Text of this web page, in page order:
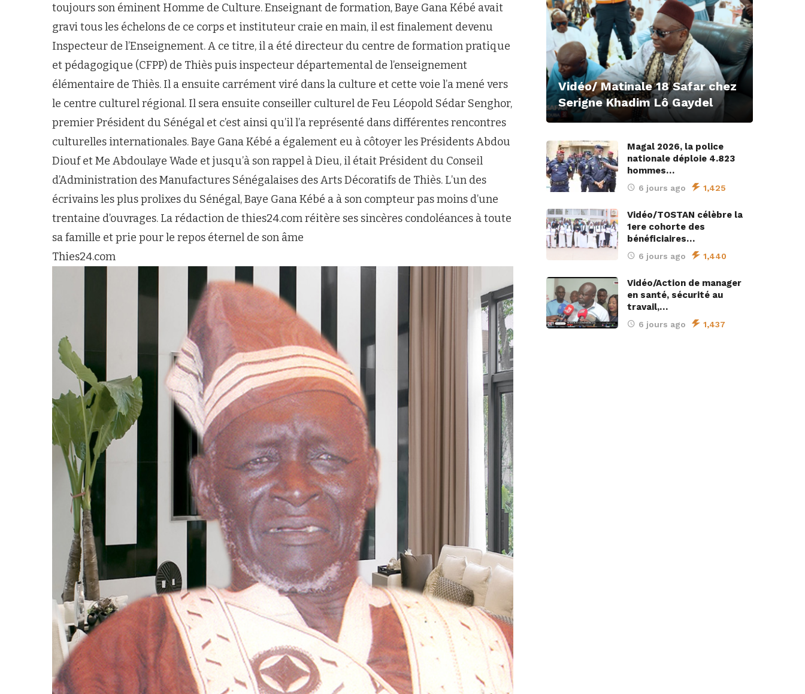
toujours son éminent Homme de Culture. Enseignant de formation, Baye Gana Kébé avait
gravi tous les échelons de ce corps et instituteur craie en main, il est finalement devenu
Inspecteur de l’Enseignement. A ce titre, il a été directeur du centre de formation pratique
et pédagogique (CFPP) de Thiès puis inspecteur départemental de l’enseignement
élémentaire de Thiès. Il a ensuite carrément viré dans la culture et cette voie l’a mené vers
le centre culturel régional. Il sera ensuite conseiller culturel de Feu Léopold Sédar Senghor,
premier Président du Sénégal et c’est ainsi qu’il l’a représenté dans différentes rencontres
culturelles internationales. Baye Gana Kébé a également eu à côtoyer les Présidents Abdou
Diouf et Me Abdoulaye Wade et jusqu’à son rappel à Dieu, il était Président du Conseil
d’Administration des Manufactures Sénégalaises des Arts Décoratifs de Thiès. L’un des
écrivains les plus prolixes du Sénégal, Baye Gana Kébé a à son compteur pas moins d’une
trentaine d’ouvrages. La rédaction de thies24.com réitère ses sincères condoléances à toute
sa famille et prie pour le repos éternel de son âme
Thies24.com
Vidéo/ Matinale 18 Safar chez
Serigne Khadim Lô Gaydel
Magal 2026, la police
nationale déploie 4.823
hommes…
6 jours ago 1,425
Vidéo/TOSTAN célèbre la
1ere cohorte des
bénéficiaires…
6 jours ago 1,440
Vidéo/Action de manager
en santé, sécurité au
travail,…
6 jours ago 1,437